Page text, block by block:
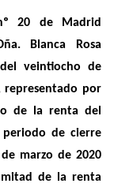
20 de Madrid
Blanca Rosa
veintiocho de
representado por
de la renta del
de cierre
marzo de 2020
de la renta